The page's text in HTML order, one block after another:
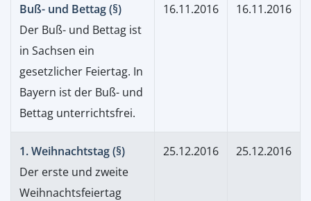
Buß- und Bettag (§)
Der Buß- und Bettag ist
in Sachsen ein
gesetzlicher Feiertag. In
Bayern ist der Buß- und
Bettag unterrichtsfrei.
16.11.2016 16.11.2016
1. Weihnachtstag (§)
Der erste und zweite
Weihnachtsfeiertag
25.12.2016 25.12.2016